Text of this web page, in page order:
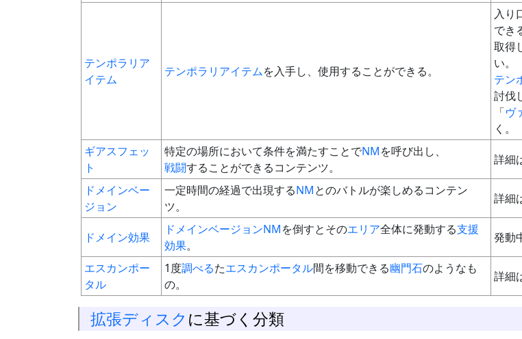
テンポラリア
イテム
テンポラリアイテムを入手し、使用することができる。
入り
でき
取得
い。
テン
討伐
「ヴ
く。
ギアスフェッ
ト
特定の場所において条件を満たすことでNMを呼び出し、
戦闘することができるコンテンツ。
詳細
ドメインベー
ジョン
一定時間の経過で出現するNMとのバトルが楽しめるコンテン
ツ。
詳細
ドメイン効果
ドメインベージョンNMを倒すとそのエリア全体に発動する支援
効果。
発動
エスカンポー
タル
1度調べるたエスカンポータル間を移動できる幽門石のようなも
の。
詳細
拡張ディスク に基づく分類